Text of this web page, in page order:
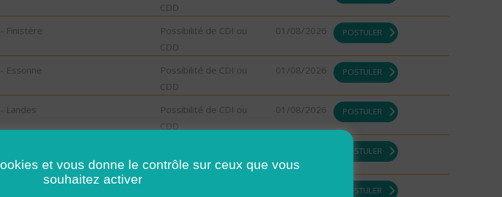
CDD
Finistère
Possibilité de CDI ou
CDD
01/08/2026 POSTULER
Essonne
Possibilité de CDI ou
CDD
01/08/2026 POSTULER
Landes
Possibilité de CDI ou
CDD
01/08/2026 POSTULER
CDD
POSTULER
POSTULER
et vous donne le contrôle sur ceux que vous
souhaitez activer